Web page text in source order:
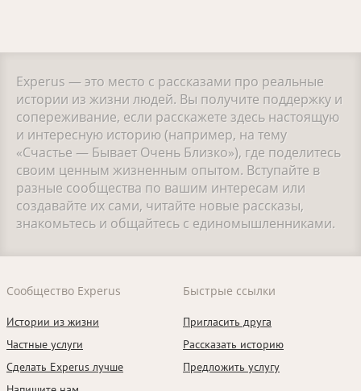
Experus — это место с рассказами про реальные
истории из жизни людей. Вы получите поддержку и
сопереживание, если расскажете здесь настоящую
и интересную историю (например, на тему
«Счастье — Бывает Очень Близко»), где поделитесь
своим ценным жизненным опытом. Вступайте в
разные сообщества по вашим интересам или
создавайте их сами, читайте новые рассказы,
знакомьтесь и общайтесь с единомышленниками.
Сообщество Experus
Истории из жизни
Частные услуги
Сделать Experus лучше
Быстрые ссылки
Пригласить друга
Рассказать историю
Предложить услугу